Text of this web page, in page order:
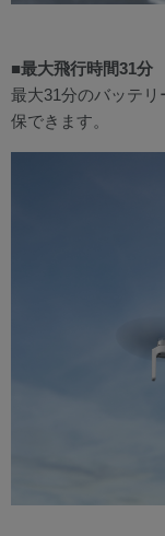
■最大飛行時間31分
最大31分のバッテ
保できます。